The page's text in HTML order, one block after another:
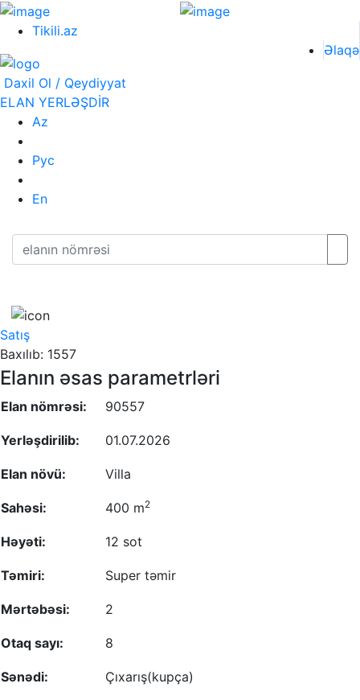
Tikili.az
Əlaqə
Daxil Ol / Qeydiyyat
ELAN YERLƏŞDİR
Az
Рус
En
Satış
Baxılıb: 1557
Elanın əsas parametrləri
Elan nömrəsi: 90557
Yerləşdirilib: 01.07.2026
Elan növü: Villa
Sahəsi: 400 m2
Həyəti: 12 sot
Təmiri: Super təmir
Mərtəbəsi: 2
Otaq sayı: 8
Sənədi: Çıxarış(kupça)